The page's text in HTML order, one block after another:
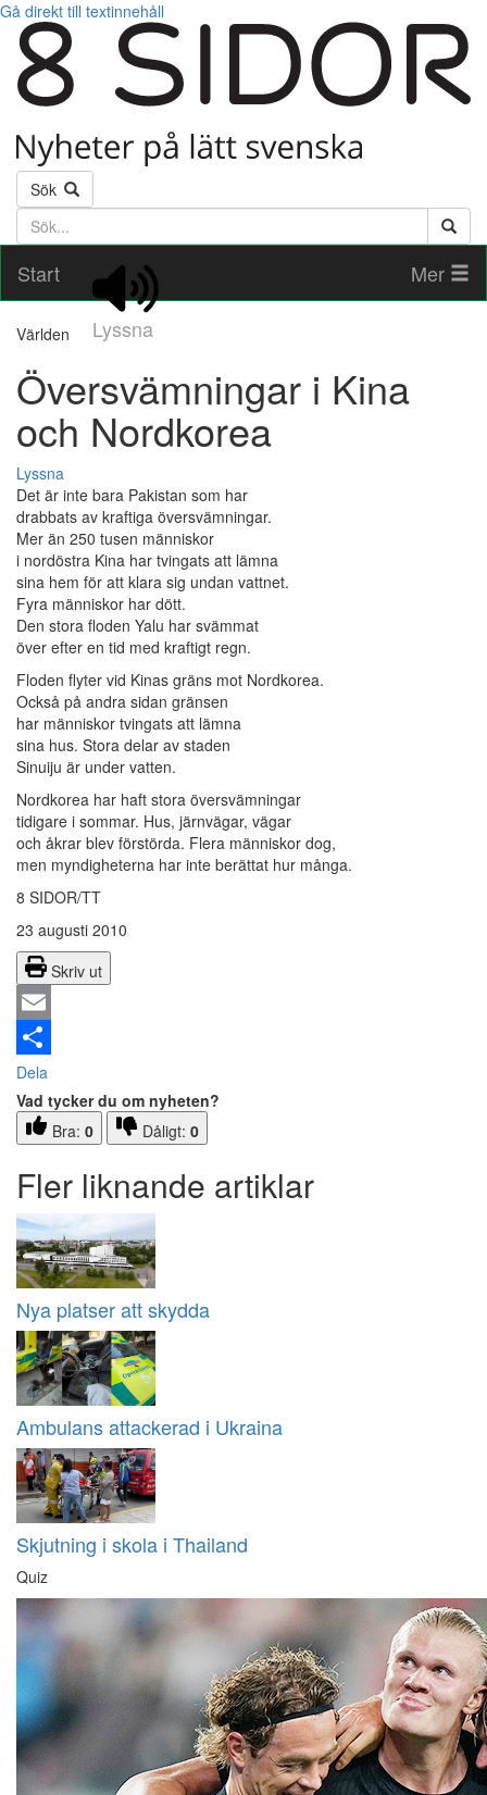
Gå direkt till textinnehåll
Sök
Söktext
Start
Lyssna
Mer
Världen
Översvämningar i Kina
och Nordkorea
Lyssna
Det är inte bara Pakistan som har
drabbats av kraftiga översvämningar.
Mer än 250 tusen människor
i nordöstra Kina har tvingats att lämna
sina hem för att klara sig undan vattnet.
Fyra människor har dött.
Den stora floden Yalu har svämmat
över efter en tid med kraftigt regn.
Floden flyter vid Kinas gräns mot Nordkorea.
Också på andra sidan gränsen
har människor tvingats att lämna
sina hus. Stora delar av staden
Sinuiju är under vatten.
Nordkorea har haft stora översvämningar
tidigare i sommar. Hus, järnvägar, vägar
och åkrar blev förstörda. Flera människor dog,
men myndigheterna har inte berättat hur många.
8 SIDOR/TT
23 augusti 2010
Skriv ut
Email
Dela
Vad tycker du om nyheten?
Bra: 0 Dåligt: 0
Fler liknande artiklar
Nya platser att skydda
Ambulans attackerad i Ukraina
Skjutning i skola i Thailand
Quiz